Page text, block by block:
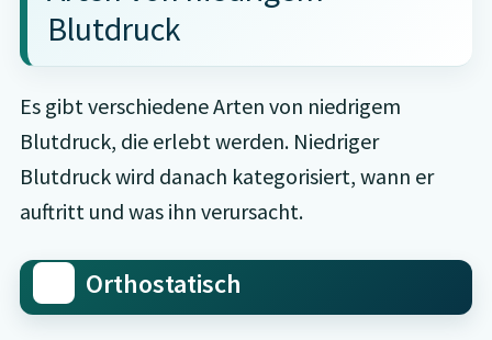
Blutdruck
Es gibt verschiedene Arten von niedrigem
Blutdruck, die erlebt werden. Niedriger
Blutdruck wird danach kategorisiert, wann er
auftritt und was ihn verursacht.
Orthostatisch